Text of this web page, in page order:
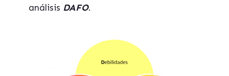
análisis DAFO.